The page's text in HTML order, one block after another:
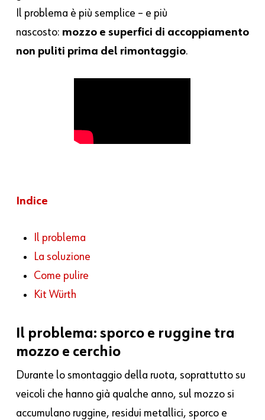
Il problema è più semplice – e più
nascosto: mozzo e superfici di accoppiamento
non puliti prima del rimontaggio.
Indice
Il problema
La soluzione
Come pulire
Kit Würth
Il problema: sporco e ruggine tra
mozzo e cerchio
Durante lo smontaggio della ruota, soprattutto su
veicoli che hanno già qualche anno, sul mozzo si
accumulano ruggine, residui metallici, sporco e